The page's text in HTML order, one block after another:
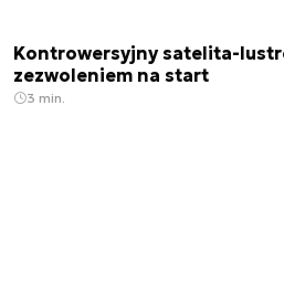
Kontrowersyjny satelita-
zezwoleniem na start
3 min.